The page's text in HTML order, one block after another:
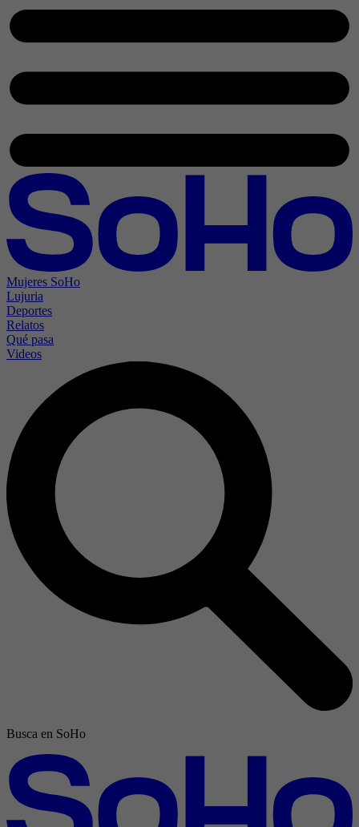
Mujeres SoHo
Lujuria
Deportes
Relatos
Qué pasa
Videos
Busca en SoHo